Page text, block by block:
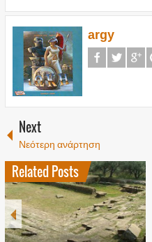
argy
Next
Νεότερη ανάρτηση
Related Posts